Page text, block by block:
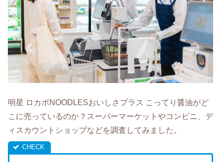
明星 ロカボNOODLESおいしさプラス こってり醤油がど
こに売っているのか？スーパーマーケットやコンビニ、デ
ィスカウントショップなどを調査してみました。